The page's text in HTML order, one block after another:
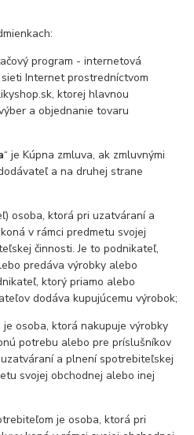
program - internetová
Internet prostredníctvom
ktorej hlavnou
a objednanie tovaru
“ je Kúpna zmluva, ak zmluvnými
a na druhej strane
osoba, ktorá pri uzatváraní a
v rámci predmetu svojej
činnosti. Je to podnikateľ,
predáva výrobky alebo
ktorý priamo alebo
dodáva kupujúcemu výrobok;
je osoba, ktorá nakupuje výrobky
potrebu alebo pre príslušníkov
a plnení spotrebiteľskej
svojej obchodnej alebo inej
je osoba, ktorá pri